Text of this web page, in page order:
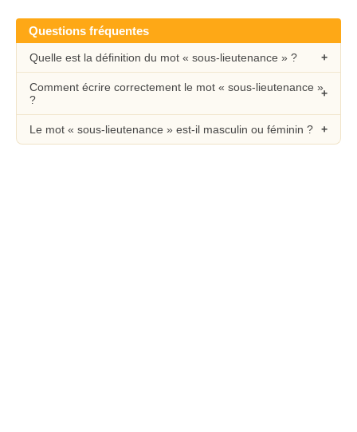
Questions fréquentes
Quelle est la définition du mot « sous-lieutenance » ?
Comment écrire correctement le mot « sous-lieutenance »
?
Le mot « sous-lieutenance » est-il masculin ou féminin ?